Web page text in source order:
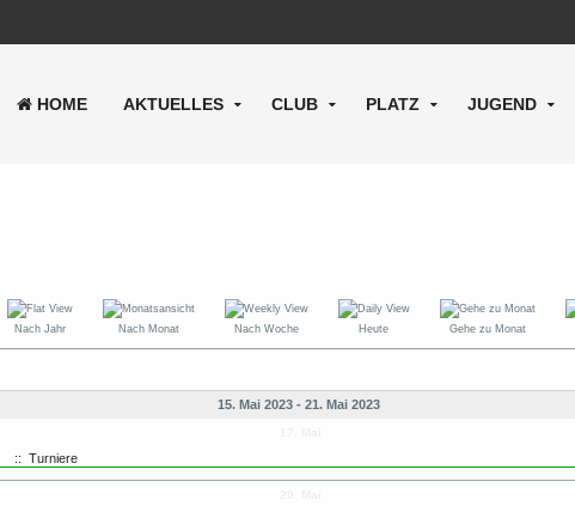
HOME AKTUELLES CLUB PLATZ JUGEND
Nach Jahr Nach Monat Nach Woche Heute Gehe zu Monat
15. Mai 2023 - 21. Mai 2023
:: Turniere